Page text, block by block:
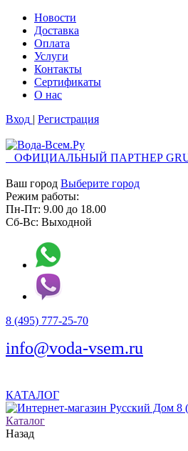
Новости
Доставка
Оплата
Услуги
Контакты
Cертификаты
О нас
Вход | Регистрация
ОФИЦИАЛЬНЫЙ ПАРТНЕР
Ваш город Выберите город
Режим работы:
Пн-Пт: 9.00 до 18.00
Сб-Вс: Выходной
8 (495) 777-25-70
info@voda-vsem.ru
КАТАЛОГ
8
Каталог
Назад